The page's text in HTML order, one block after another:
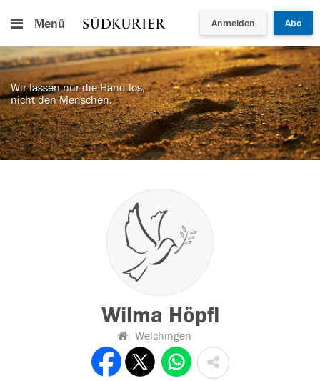
Menü Anmelden Abo
Wir lassen nur die Hand los,
nicht den Menschen.
Wilma Höpfl
Welchingen